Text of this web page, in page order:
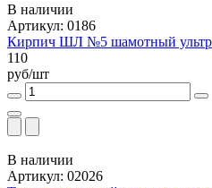
В наличии
Артикул: 0186
Кирпич ШЛ №5 шамотный
110
руб/шт
В наличии
Артикул: 02026